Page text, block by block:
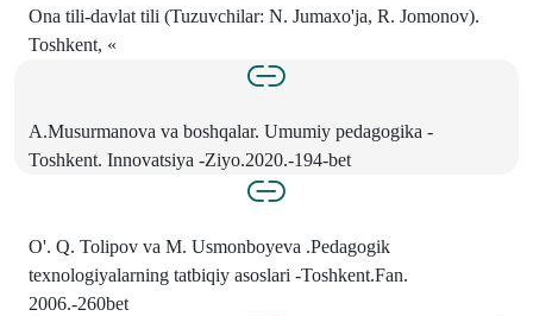
Ona tili-davlat tili (Tuzuvchilar: N. Jumaxo'ja, R. Jomonov).
Toshkent, «
A.Musurmanova va boshqalar. Umumiy pedagogika -
Toshkent. Innovatsiya -Ziyo.2020.-194-bet
O'. Q. Tolipov va M. Usmonboyeva .Pedagogik
texnologiyalarning tatbiqiy asoslari -Toshkent.Fan.
2006.-260bet